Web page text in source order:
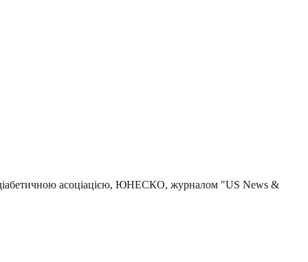
діабетичною асоціацією, ЮНЕСКО, журналом "US News &